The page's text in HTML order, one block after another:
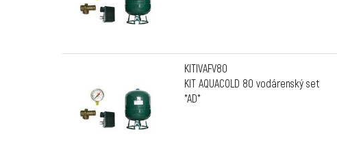
KITIVAFV80
KIT AQUACOLD 80 vodárenský set
*AD*